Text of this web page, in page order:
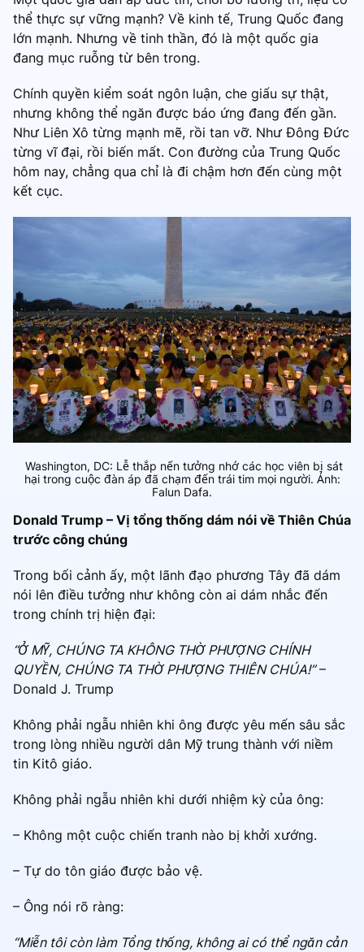
thể thực sự vững mạnh? Về kinh tế, Trung Quốc đang
lớn mạnh. Nhưng về tinh thần, đó là một quốc gia
đang mục ruỗng từ bên trong.
Chính quyền kiểm soát ngôn luận, che giấu sự thật,
nhưng không thể ngăn được báo ứng đang đến gần.
Như Liên Xô từng mạnh mẽ, rồi tan vỡ. Như Đông Đức
từng vĩ đại, rồi biến mất. Con đường của Trung Quốc
hôm nay, chẳng qua chỉ là đi chậm hơn đến cùng một
kết cục.
Washington, DC: Lễ thắp nến tưởng nhớ các học viên bị sát
hại trong cuộc đàn áp đã chạm đến trái tim mọi người. Ảnh:
Falun Dafa.
Donald Trump – Vị tổng thống dám nói về Thiên Chúa
trước công chúng
Trong bối cảnh ấy, một lãnh đạo phương Tây đã dám
nói lên điều tưởng như không còn ai dám nhắc đến
trong chính trị hiện đại:
“Ở MỸ, CHÚNG TA KHÔNG THỜ PHƯỢNG CHÍNH
QUYỀN, CHÚNG TA THỜ PHƯỢNG THIÊN CHÚA!”–
Donald J. Trump
Không phải ngẫu nhiên khi ông được yêu mến sâu sắc
trong lòng nhiều người dân Mỹ trung thành với niềm
tin Kitô giáo.
Không phải ngẫu nhiên khi dưới nhiệm kỳ của ông:
– Không một cuộc chiến tranh nào bị khởi xướng.
– Tự do tôn giáo được bảo vệ.
– Ông nói rõ ràng:
“Miễn tôi còn làm Tổng thống, không ai có thể ngăn cản